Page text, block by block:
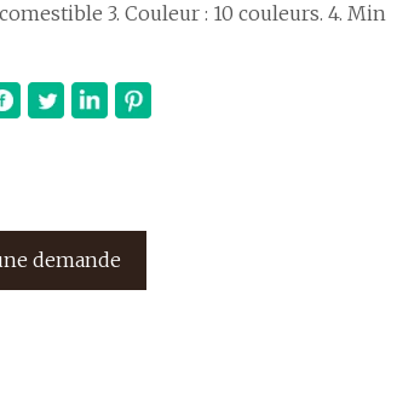
Matériel : Cire comestible 3. Couleur : 10 couleurs. 4. Min
demande